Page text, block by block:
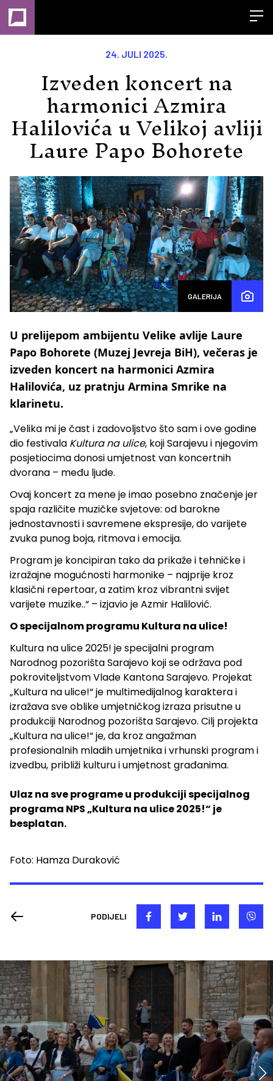
24. JULI 2025.
Izveden koncert na
harmonici Azmira
Halilovića u Velikoj avliji
Laure Papo Bohorete
GALERIJA
U prelijepom ambijentu Velike avlije Laure
Papo Bohorete (Muzej Jevreja BiH), večeras je
izveden koncert na harmonici Azmira
Halilovića, uz pratnju Armina Smrike na
klarinetu.
„Velika mi je čast i zadovoljstvo što sam i ove godine
dio festivala Kultura na ulice, koji Sarajevu i njegovim
posjetiocima donosi umjetnost van koncertnih
dvorana – među ljude.
Ovaj koncert za mene je imao posebno značenje jer
spaja različite muzičke svjetove: od barokne
jednostavnosti i savremene ekspresije, do varijete
zvuka punog boja, ritmova i emocija.
Program je koncipiran tako da prikaže i tehničke i
izražajne mogućnosti harmonike – najprije kroz
klasični repertoar, a zatim kroz vibrantni svijet
varijete muzike..“ – izjavio je Azmir Halilović.
O specijalnom programu Kultura na ulice!
Kultura na ulice 2025! je specijalni program
Narodnog pozorišta Sarajevo koji se održava pod
pokroviteljstvom Vlade Kantona Sarajevo. Projekat
„Kultura na ulice!“ je multimedijalnog karaktera i
izražava sve oblike umjetničkog izraza prisutne u
produkciji Narodnog pozorišta Sarajevo. Cilj projekta
„Kultura na ulice!“ je, da kroz angažman
profesionalnih mladih umjetnika i vrhunski program i
izvedbu, približi kulturu i umjetnost građanima.
Ulaz na sve programe u produkciji specijalnog
programa NPS „Kultura na ulice 2025!“ je
besplatan.
Foto: Hamza Duraković
PODIJELI